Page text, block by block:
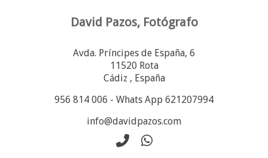
David Pazos, Fotógrafo
Avda. Príncipes de España, 6
11520 Rota
Cádiz , España
956 814 006 - Whats App 621207994
info@davidpazos.com